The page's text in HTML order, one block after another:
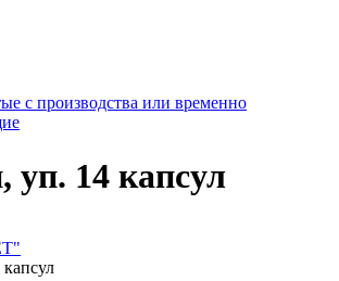
с производства или временно
уп. 14 капсул